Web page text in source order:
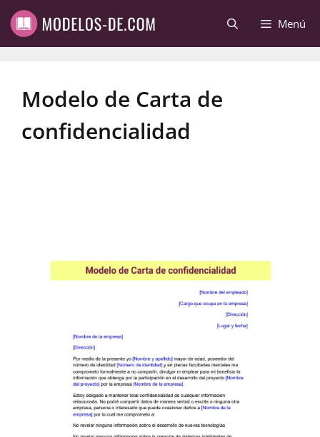
Saltar
al
contenido
Menú
Modelo de Carta de
confidencialidad